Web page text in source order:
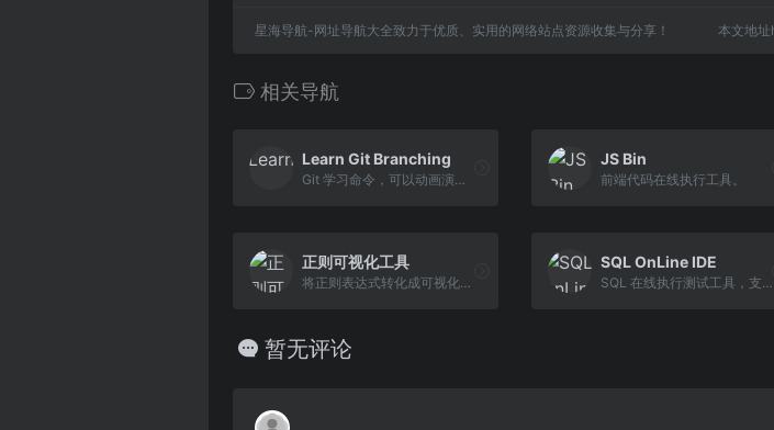
星海导航-网址导航大全致力于优质、实用的网络站点资源收集与分享！ 本文地
相关导航
Learn Git Branching
Git 学习命令，可以动画演示命令执行过程
JS Bin
前端代码在线执行工具。
正则可视化工具
将正则表达式转化成可视化图片
SQL OnLine IDE
SQL 在线执行测试工具，支持 SQLite、Oracle、MariaDB等各种数据。
暂无评论